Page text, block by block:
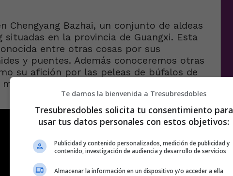
Chengyang Bazhai, un conjunto de aldeas
situadas en la provincia de Guangxi. Esta
entre otras cosas por sus
y puentes. Además conoceremos otras
su afición por las peleas de búfalos de
de sus familias.
Te damos la bienvenida a Tresubresdobles
Tresubresdobles solicita tu consentimiento para
usar tus datos personales con estos objetivos:
Publicidad y contenido personalizados, medición de publicidad y
contenido, investigación de audiencia y desarrollo de servicios
Almacenar la información en un dispositivo y/o acceder a ella